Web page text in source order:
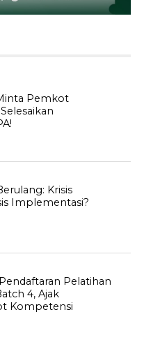
Pemkot
Krisis
Implementasi?
Pelatihan
4, Ajak
Kompetensi